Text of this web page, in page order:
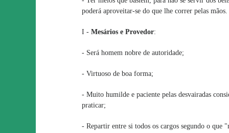
poderá aproveitar-se do que lhe correr pelas mãos.
I - Mesários e Provedor:
- Será homem nobre de autoridade;
- Virtuoso de boa forma;
- Muito humilde e paciente pelas desvairadas
praticar;
- Repartir entre si todos os cargos segundo o que